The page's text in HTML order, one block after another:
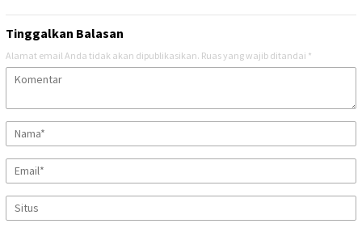
Tinggalkan Balasan
Alamat email Anda tidak akan dipublikasikan. Ruas yang wajib ditandai *